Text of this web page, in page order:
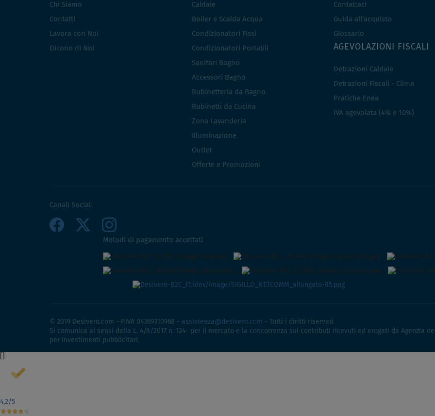
Chi Siamo
Contatti
Lavora con Noi
Dicono di Noi
Caldaie
Boiler e Scalda Acqua
Condizionatori Fissi
Condizionatori Portatili
Sanitari Bagno
Accessori Bagno
Rubinetteria da Bagno
Rubinetti da Cucina
Zona Lavanderia
Illuminazione
Outlet
Offerte e Promozioni
Contattaci
Guida all'acquisto
Glossario
AGEVOLAZIONI FISCALI
Detrazioni Caldaie
Detrazioni Fiscali - Clima
Pratiche Enea
IVA agevolata (4% e 10%)
Canali Social
Metodi di pagamento accettati
© 2019 Desivero.com - P.IVA 04369310968 - assistenza@desivero.com - Tutti i diritti riservati
Si comunica ai sensi della L. 4/8/2017 n. 124- per il mercato e la concorrenza sui contributi ricevuti ed erogati da Agenzia
per investimenti pubblicitari.
4,2 /5